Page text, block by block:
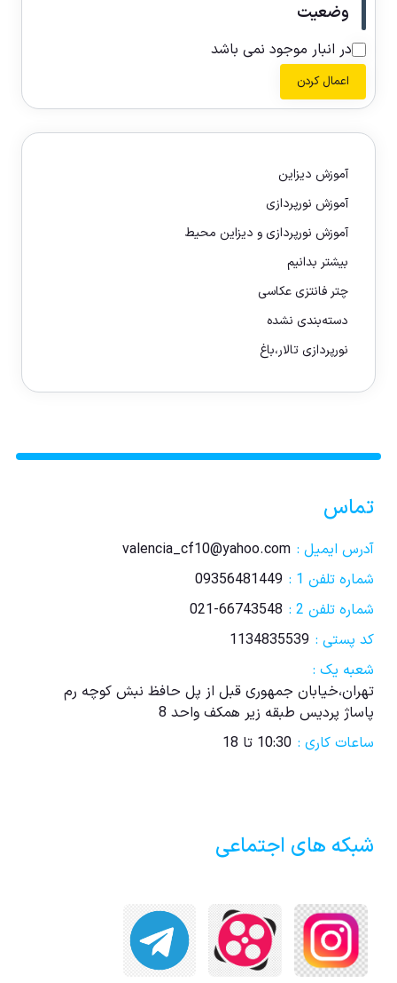
وضعیت
در انبار موجود نمی باشد
اعمال کردن
آموزش دیزاین
آموزش نورپردازی
آموزش نورپردازی و دیزاین محیط
بیشتر بدانیم
چتر فانتزی عکاسی
دسته‌بندی نشده
نورپردازی تالار،باغ
تماس
آدرس ایمیل : valencia_cf10@yahoo.com
شماره تلفن 1 :
09356481449
شماره تلفن 2 :
021-66743548
کد پستی : 1134835539
شعبه یک :
تهران،خیابان جمهوری قبل از پل حافظ نبش کوچه رم
پاساژ پردیس طبقه زیر همکف واحد 8
ساعات کاری : 10:30 تا 18
شبکه های اجتماعی